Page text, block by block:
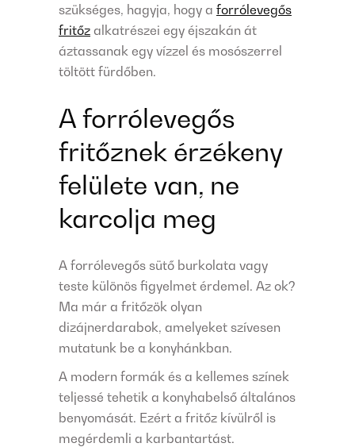
szükséges, hagyja, hogy a forrólevegős
fritőz alkatrészei egy éjszakán át
áztassanak egy vízzel és mosószerrel
töltött fürdőben.
A forrólevegős
fritőznek érzékeny
felülete van, ne
karcolja meg
A forrólevegős sütő burkolata vagy
teste különös figyelmet érdemel. Az ok?
Ma már a fritőzök olyan
dizájnerdarabok, amelyeket szívesen
mutatunk be a konyhánkban.
A modern formák és a kellemes színek
teljessé tehetik a konyhabelső általános
benyomását. Ezért a fritőz kívülről is
megérdemli a karbantartást.